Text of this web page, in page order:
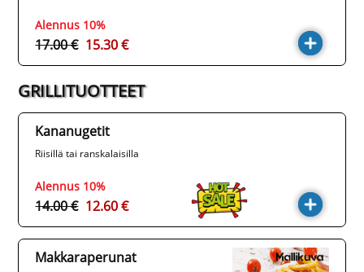
Alennus 10%
17.00 € 15.30 €
GRILLITUOTTEET
Kananugetit
Riisillä tai ranskalaisilla
Alennus 10%
14.00 € 12.60 €
Makkaraperunat